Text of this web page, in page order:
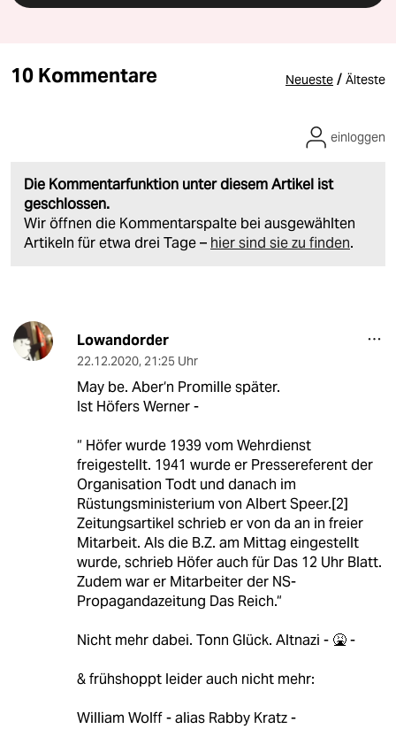
10 Kommentare Neueste / Älteste
Die Kommentarfunktion unter diesem Artikel ist
geschlossen.
Wir öffnen die Kommentarspalte bei ausgewählten
Artikeln für etwa drei Tage – hier sind sie zu finden.
einloggen
Lowandorder
22.12.2020, 21:25 Uhr
May be. Aber‘n Promille später.
Ist Höfers Werner -
“ Höfer wurde 1939 vom Wehrdienst
freigestellt. 1941 wurde er Pressereferent der
Organisation Todt und danach im
Rüstungsministerium von Albert Speer.[2]
Zeitungsartikel schrieb er von da an in freier
Mitarbeit. Als die B.Z. am Mittag eingestellt
wurde, schrieb Höfer auch für Das 12 Uhr Blatt.
Zudem war er Mitarbeiter der NS-
Propagandazeitung Das Reich.“
Nicht mehr dabei. Tonn Glück. Altnazi - 🤮 -
& frühshoppt leider auch nicht mehr:
William Wolff - alias Rabby Kratz -